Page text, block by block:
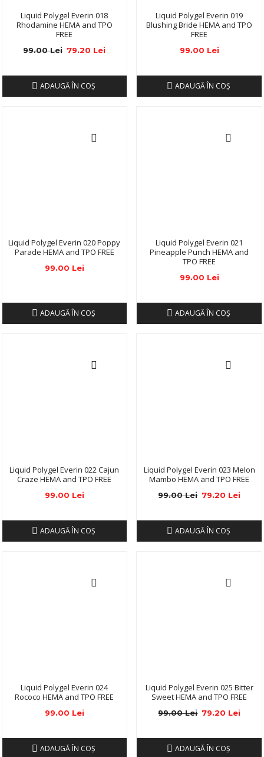
Liquid Polygel Everin 018
Rhodamine HEMA and TPO
FREE
79.20 Lei
99.00 Lei
ADAUGĂ ÎN COŞ
Liquid Polygel Everin 019
Blushing Bride HEMA and TPO
FREE
99.00 Lei
ADAUGĂ ÎN COŞ
Liquid Polygel Everin 020 Poppy
Parade HEMA and TPO FREE
99.00 Lei
ADAUGĂ ÎN COŞ
Liquid Polygel Everin 021
Pineapple Punch HEMA and
TPO FREE
99.00 Lei
ADAUGĂ ÎN COŞ
Liquid Polygel Everin 022 Cajun
Craze HEMA and TPO FREE
99.00 Lei
ADAUGĂ ÎN COŞ
Liquid Polygel Everin 023 Melon
Mambo HEMA and TPO FREE
79.20 Lei
99.00 Lei
ADAUGĂ ÎN COŞ
Liquid Polygel Everin 024
Rococo HEMA and TPO FREE
99.00 Lei
ADAUGĂ ÎN COŞ
Liquid Polygel Everin 025 Bitter
Sweet HEMA and TPO FREE
79.20 Lei
99.00 Lei
ADAUGĂ ÎN COŞ